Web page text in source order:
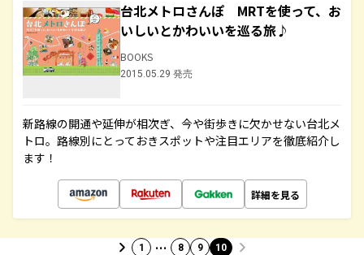
台北メトロさんぽ MRTを使って、お
いしいとかわいいを巡る旅♪
BOOKS
2015.05.29 発売
新路線の開通や延伸が相次ぎ、今や街歩きに欠かせない台北メ
トロ。路線別にとっておきスポットや注目エリアを徹底紹介し
ます！
詳細を見る
1 … 8 9 10